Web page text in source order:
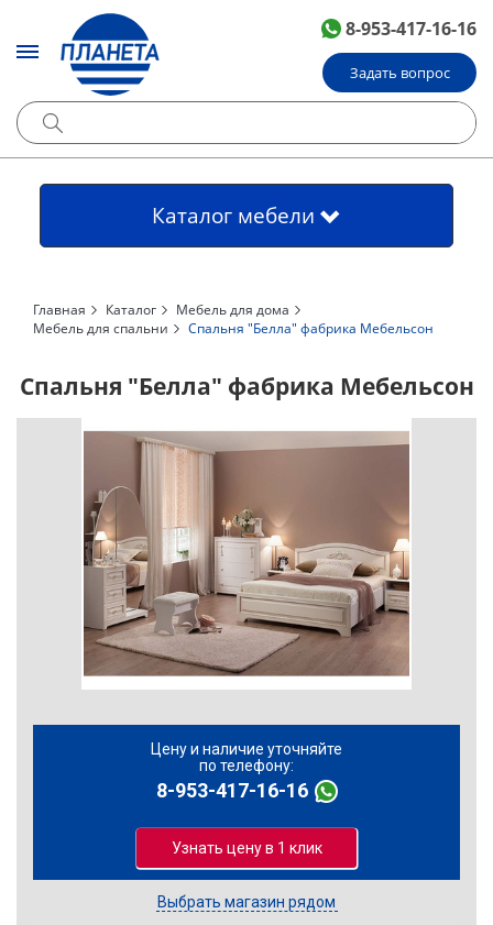
8-953-417-16-16
Задать вопрос
Каталог мебели
Главная Каталог
Мебель для дома
Мебель для спальни
Спальня "Белла" фабрика Мебельсон
Спальня "Белла" фабрика Мебельсон
Цену и наличие уточняйте
по телефону:
8-953-417-16-16
Узнать цену в 1 клик
Выбрать магазин рядом